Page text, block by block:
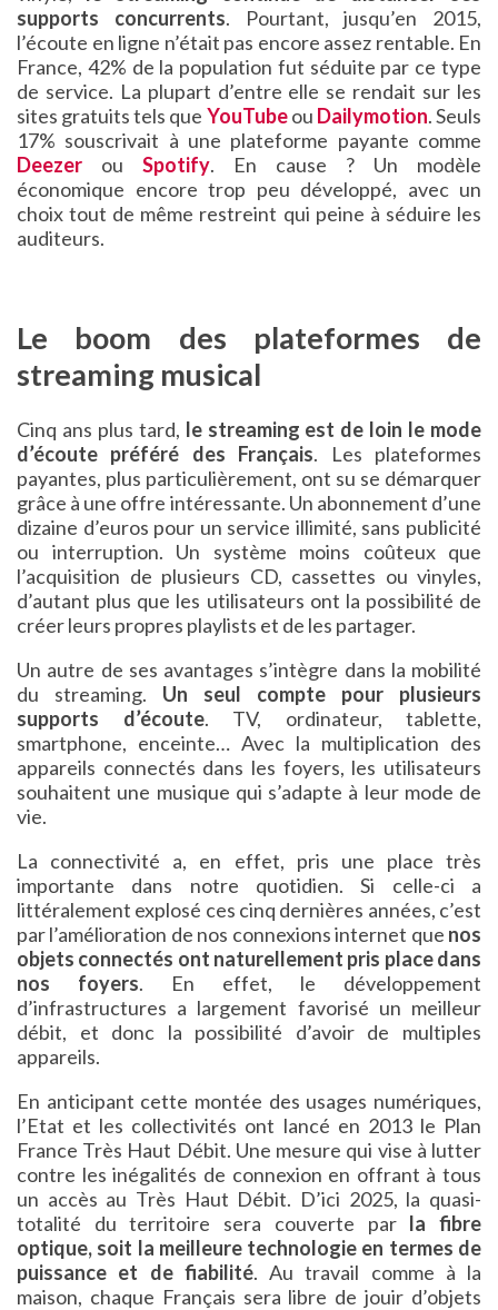
supports concurrents. Pourtant, jusqu’en 2015,
l’écoute en ligne n’était pas encore assez rentable. En
France, 42% de la population fut séduite par ce type
de service. La plupart d’entre elle se rendait sur les
sites gratuits tels que YouTube ou Dailymotion. Seuls
17% souscrivait à une plateforme payante comme
Deezer
ou Spotify. En cause ? Un modèle
économique encore trop peu développé, avec un
choix tout de même restreint qui peine à séduire les
auditeurs.
Le boom des plateformes de
streaming musical
Cinq ans plus tard, le streaming est de loin le mode
d’écoute préféré des Français. Les plateformes
payantes, plus particulièrement, ont su se démarquer
grâce à une offre intéressante. Un abonnement d’une
dizaine d’euros pour un service illimité, sans publicité
ou interruption. Un système moins coûteux que
l’acquisition de plusieurs CD, cassettes ou vinyles,
d’autant plus que les utilisateurs ont la possibilité de
créer leurs propres playlists et de les partager.
Un autre de ses avantages s’intègre dans la mobilité
du streaming. Un seul compte pour plusieurs
supports d’écoute. TV, ordinateur, tablette,
smartphone, enceinte… Avec la multiplication des
appareils connectés dans les foyers, les utilisateurs
souhaitent une musique qui s’adapte à leur mode de
vie.
La connectivité a, en effet, pris une place très
importante dans notre quotidien. Si celle-ci a
littéralement explosé ces cinq dernières années, c’est
par l’amélioration de nos connexions internet que nos
objets connectés ont naturellement pris place dans
nos foyers. En effet, le développement
d’infrastructures a largement favorisé un meilleur
débit, et donc la possibilité d’avoir de multiples
appareils.
En anticipant cette montée des usages numériques,
l’Etat et les collectivités ont lancé en 2013 le Plan
France Très Haut Débit. Une mesure qui vise à lutter
contre les inégalités de connexion en offrant à tous
un accès au Très Haut Débit. D’ici 2025, la quasi-
totalité du territoire sera couverte par la fibre
optique, soit la meilleure technologie en termes de
puissance et de fiabilité. Au travail comme à la
maison, chaque Français sera libre de jouir d’objets